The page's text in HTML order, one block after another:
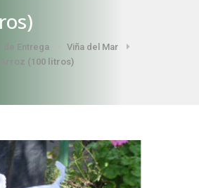
de Entrega
Viña del Mar
(100 litros)